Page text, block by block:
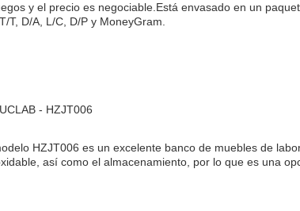
y el precio es negociable.Está envasado en un
D/A, L/C, D/P y MoneyGram.
- HZJT006
HZJT006 es un excelente banco de muebles de
así como el almacenamiento, por lo que es una